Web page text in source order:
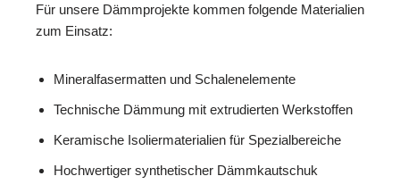
Für unsere Dämmprojekte kommen folgende Materialien
zum Einsatz:
Mineralfasermatten und Schalenelemente
Technische Dämmung mit extrudierten Werkstoffen
Keramische Isoliermaterialien für Spezialbereiche
Hochwertiger synthetischer Dämmkautschuk